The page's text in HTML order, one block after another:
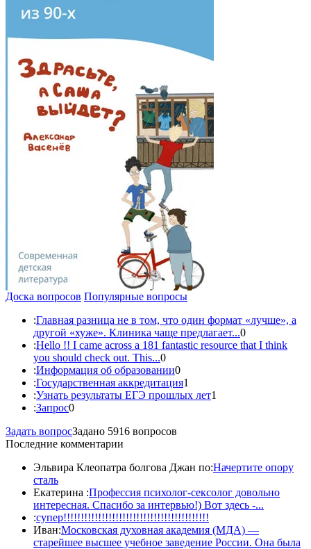
Доска вопросов Популярные вопросы
:Главная разница не в том, что один формат «лучше», а
другой «хуже». Клиника чаще предлагает...0
:Hello !! I came across a 181 fantastic resource that I think
you should check out. This...0
:Информация об образовании0
:Государственная аккредитация1
:Узнать результаты ЕГЭ прошлых лет1
:Запрос0
Задать вопросЗадано 5916 вопросов
Последние комментарии
Эльвира Клеопатра болгова Джан по:Начертите опору
сталь
Екатерина :Профессия психолог-сексолог довольно
интересная. Спасибо за интервью!) Вот здесь -...
:супер!!!!!!!!!!!!!!!!!!!!!!!!!!!!!!!!!!!!!!!!!!
Иван:Московская духовная академия (МДА) —
старейшее высшее учебное заведение России. Она была